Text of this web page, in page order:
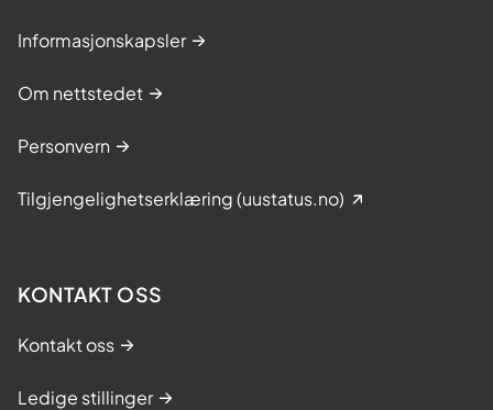
Informasjonskapsler
Om nettstedet
Personvern
Tilgjengelighetserklæring (uustatus.no)
KONTAKT OSS
Kontakt oss
Ledige stillinger